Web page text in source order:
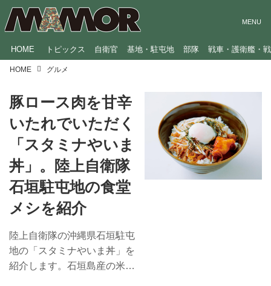
HOME トピックス 自衛官 基地・駐屯地 部隊 戦車・護衛艦・
HOME グルメ
豚ロース肉を甘辛
いたれでいただく
「スタミナやいま
丼」。陸上自衛隊
石垣駐屯地の食堂
メシを紹介
陸上自衛隊の沖縄県石垣駐屯
地の「スタミナやいま丼」を
紹介します。石垣島産の米や